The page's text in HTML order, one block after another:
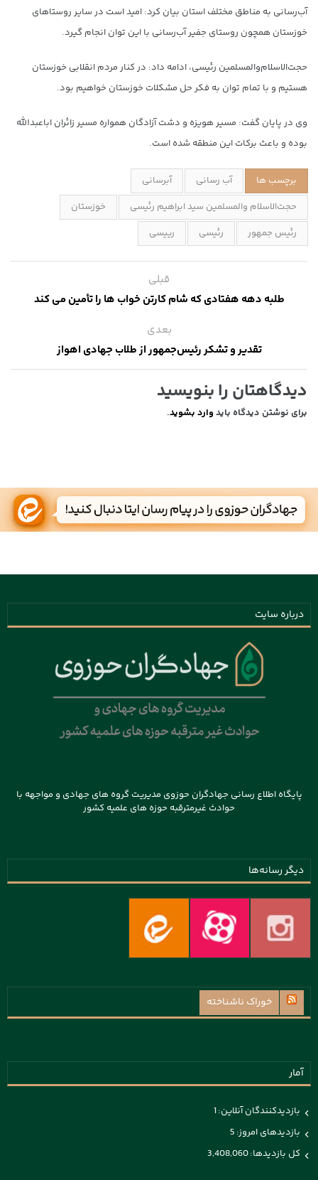
آب‌رسانی به مناطق مختلف استان بیان کرد: امید است در سایر روستاهای
خوزستان همچون روستای جفیر آب‌رسانی با این توان انجام گیرد.
حجت‌الاسلام‌والمسلمین رئیسی، ادامه داد: در کنار مردم انقلابی خوزستان
هستیم و با تمام توان به فکر حل مشکلات خوزستان خواهیم بود.
وی در پایان گفت: مسیر هویزه و دشت آزادگان همواره مسیر زائران اباعبدالله
بوده و باعث برکات این منطقه شده است.
برچسب ها آب رسانی
آبرسانی
حجت‌الاسلام والمسلمین سید ابراهیم رئیسی
خوزستان
رئیس جمهور
رئیسی رییسی
قبلی
طلبه دهه هفتادی که شام کارتن خواب ها را تأمین می کند
بعدی
تقدیر و تشکر رئیس‌جمهور از طلاب جهادی اهواز
دیدگاهتان را بنویسید
برای نوشتن دیدگاه باید وارد بشوید.
درباره سایت
پایگاه اطلاع رسانی جهادگران حوزوی مدیریت گروه های جهادی و مواجهه با
حوادث غیرمترقبه حوزه های علمیه کشور
دیگر رسانه‌ها
خوراک ناشناخته
آمار
بازدیدکنندگان آنلاین:1
بازدیدهای امروز: 5
کل بازدیدها:3,408,060